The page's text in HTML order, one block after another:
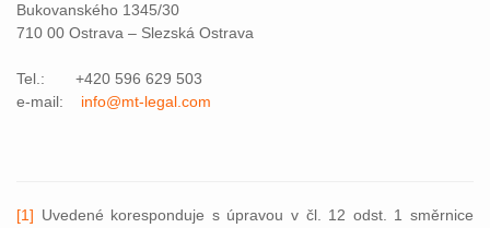
Bukovanského 1345/30
710 00 Ostrava – Slezská Ostrava
Tel.: +420 596 629 503
e-mail: info@mt-legal.com
[1] Uvedené koresponduje s úpravou v čl. 12 odst. 1 směrnice